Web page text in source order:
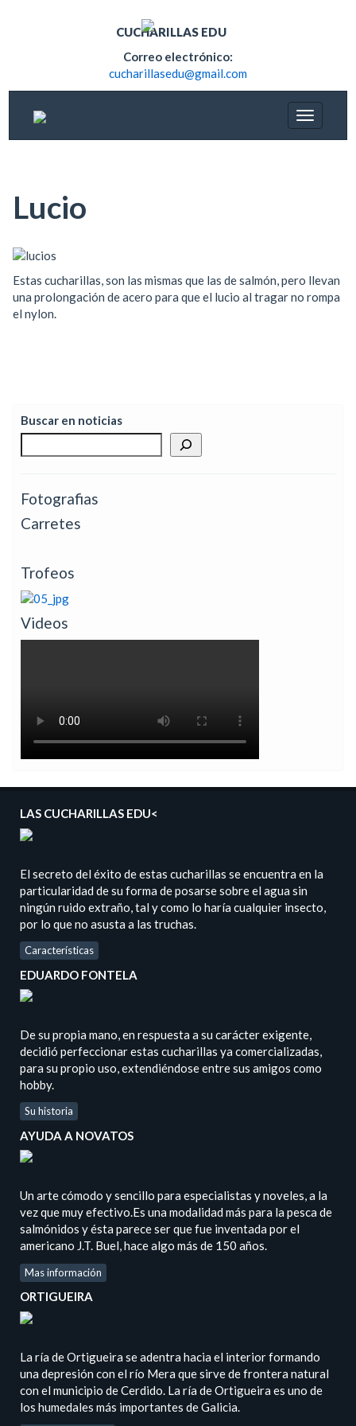
CUCHARILLAS EDU
Correo electrónico:
cucharillasedu@gmail.com
Lucio
Estas cucharillas, son las mismas que las de salmón, pero llevan
una prolongación de acero para que el lucio al tragar no rompa
el nylon.
Buscar en noticias
Fotografias
Carretes
Trofeos
Videos
LAS CUCHARILLAS EDU<
El secreto del éxito de estas cucharillas se encuentra en la
particularidad de su forma de posarse sobre el agua sin
ningún ruido extraño, tal y como lo haría cualquier insecto,
por lo que no asusta a las truchas.
Características
EDUARDO FONTELA
De su propia mano, en respuesta a su carácter exigente,
decidió perfeccionar estas cucharillas ya comercializadas,
para su propio uso, extendiéndose entre sus amigos como
hobby.
Su historia
AYUDA A NOVATOS
Un arte cómodo y sencillo para especialistas y noveles, a la
vez que muy efectivo.Es una modalidad más para la pesca de
salmónidos y ésta parece ser que fue inventada por el
americano J.T. Buel, hace algo más de 150 años.
Mas información
ORTIGUEIRA
La ría de Ortigueira se adentra hacia el interior formando
una depresión con el río Mera que sirve de frontera natural
con el municipio de Cerdido. La ría de Ortigueira es uno de
los humedales más importantes de Galicia.